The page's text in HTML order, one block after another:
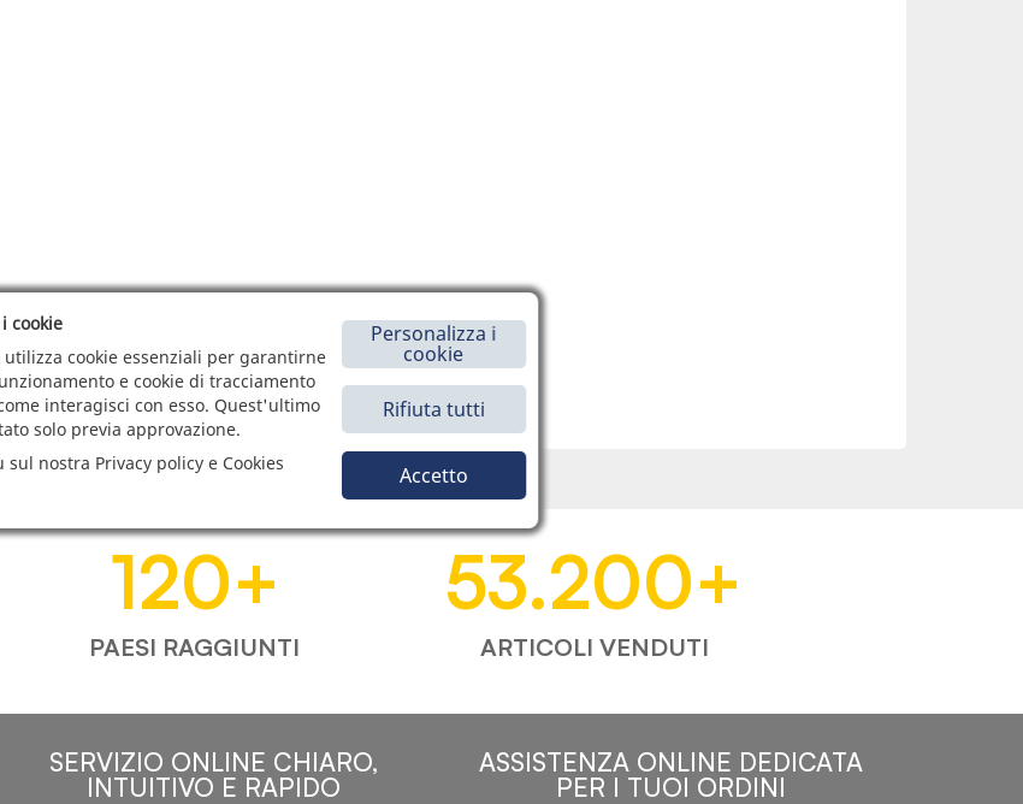
120+
PAESI RAGGIUNTI
53.200+
ARTICOLI VENDUTI
SERVIZIO ONLINE CHIARO,
INTUITIVO E RAPIDO
ASSISTENZA ONLINE DEDICATA
PER I TUOI ORDINI
cookie
utilizza cookie essenziali per garantirne
e cookie di tracciamento
interagisci con esso. Quest'ultimo
solo previa approvazione.
sul nostra Privacy policy e Cookies
Personalizza i
cookie
Rifiuta tutti
Accetto